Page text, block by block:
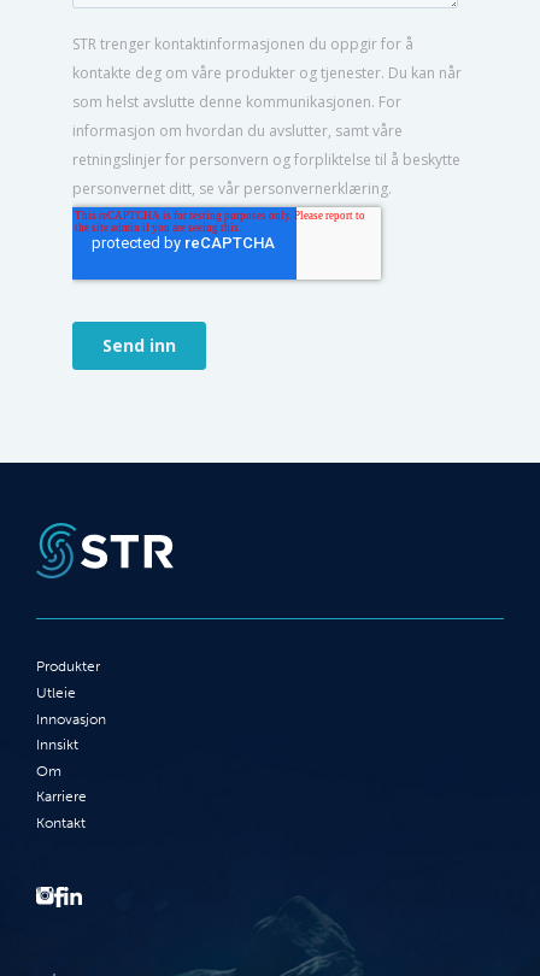
Produkter
Utleie
Innovasjon
Innsikt
Om
Karriere
Kontakt